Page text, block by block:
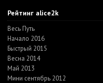
Рейтинг alice2k
Весь Путь
Начало 2016
Быстрый 2015
Весна 2014
Май 2013
Мини сентябрь 2012